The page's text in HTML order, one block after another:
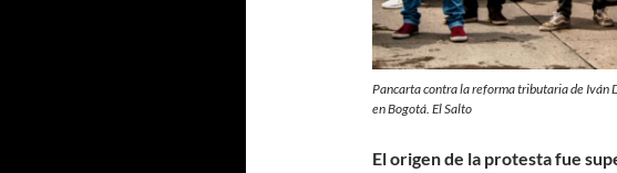
Pancarta contra la reforma tributaria de Iván
en Bogotá. El Salto
El origen de la protesta fue